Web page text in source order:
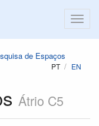
de Espaços
PT EN
Átrio C5